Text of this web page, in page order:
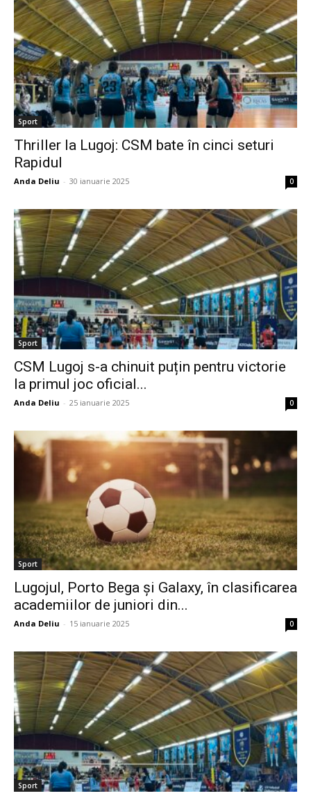
Sport
Thriller la Lugoj: CSM bate în cinci seturi
Rapidul
Anda Deliu - 30 ianuarie 2025 0
Sport
CSM Lugoj s-a chinuit puțin pentru victorie
la primul joc oficial...
Anda Deliu - 25 ianuarie 2025 0
Sport
Lugojul, Porto Bega și Galaxy, în clasificarea
academiilor de juniori din...
Anda Deliu - 15 ianuarie 2025 0
Sport